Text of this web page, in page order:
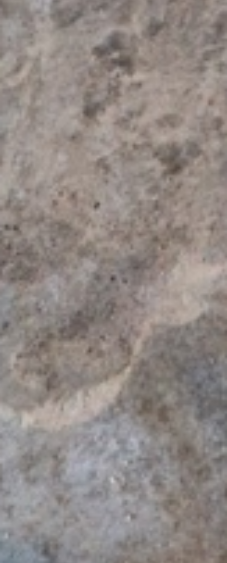
September 2025
August 2025
Mai 2025
April 2025
Februar 2025
Januar 2025
November 2024
September 2024
Januar 2024
Dezember 2023
November 2023
September 2023
August 2023
Juli 2023
Juni 2023
Mai 2023
April 2023
März 2023
Februar 2023
Januar 2023
Dezember 2022
November 2022
Oktober 2022
August 2022
Juli 2022
Juni 2022
Mai 2022
März 2022
Februar 2022
Dezember 2021
November 2021
September 2021
Mai 2021
April 2021
März 2021
Dezember 2020
Oktober 2020
Juni 2020
Mai 2020
Oktober 2019